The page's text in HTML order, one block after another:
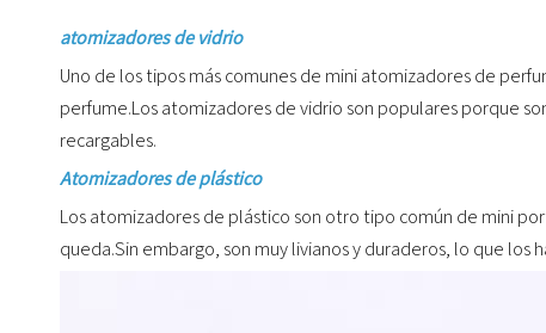
atomizadores de vidrio
Uno de los tipos más comunes de mini atomizadores de
perfume.Los atomizadores de vidrio son populares porque
recargables.
Atomizadores de plástico
Los atomizadores de plástico son otro tipo común de mini
queda.Sin embargo, son muy livianos y duraderos, lo que